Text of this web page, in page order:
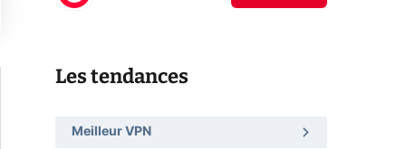
Les tendances
Meilleur VPN